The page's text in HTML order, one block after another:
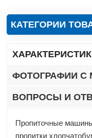
КАТЕГОРИИ
ФОТОГРАФИИ С
ВОПРОСЫ И
Пропиточные
пропитки